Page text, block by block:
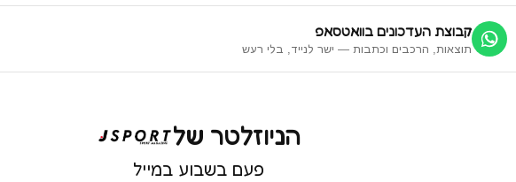
קבוצת העדכונים בוואטסאפ
תוצאות, הרכבים וכתבות — ישר לנייד, בלי רעש
הניוזלטר של
פעם בשבוע במייל